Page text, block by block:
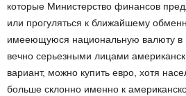
которые Министерство финансов
или прогуляться к ближайшему
имееющуюся национальную валюту в
вечно серьезными лицами
вариант, можно купить евро, хотя
больше склонно именно к